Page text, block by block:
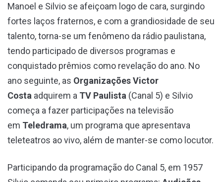
Manoel e Silvio se afeiçoam logo de cara, surgindo
fortes laços fraternos, e com a grandiosidade de seu
talento, torna-se um fenômeno da rádio paulistana,
tendo participado de diversos programas e
conquistado prêmios como revelação do ano. No
ano seguinte, as Organizações Victor
Costa adquirem a TV Paulista (Canal 5) e Silvio
começa a fazer participações na televisão
em Teledrama, um programa que apresentava
teleteatros ao vivo, além de manter-se como locutor.
Participando da programação do Canal 5, em 1957